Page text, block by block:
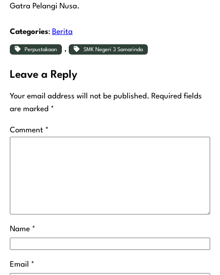
Gatra Pelangi Nusa.
Categories: Berita
Perpustakaan , SMK Negeri 3 Samarinda
Leave a Reply
Your email address will not be published. Required fields
are marked *
Comment *
Name *
Email *